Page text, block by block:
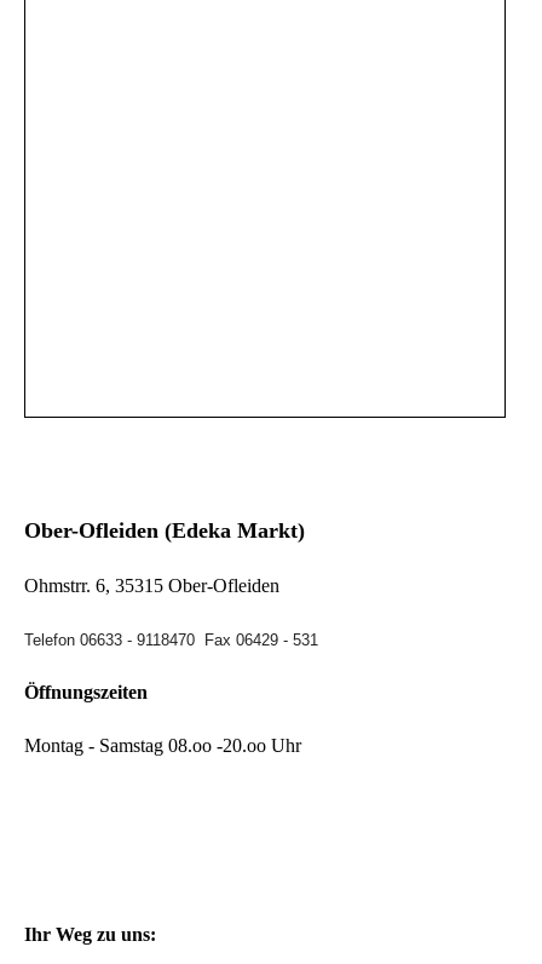
Ober-Ofleiden (Edeka Markt)
Ohmstrr. 6, 35315 Ober-Ofleiden
Telefon 06633 - 9118470 Fax 06429 - 531
Öffnungszeiten
Montag - Samstag 08.oo -20.oo Uhr
Ihr Weg zu uns: